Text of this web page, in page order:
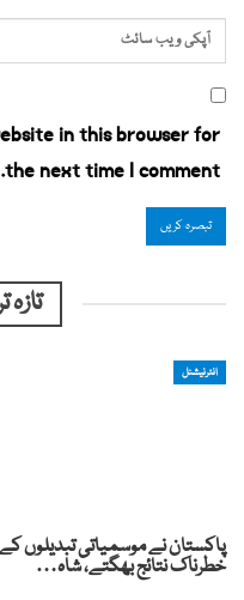
in this browser for
the next time I comment.
انٹرنیشنل
پاکستان نے موسمیاتی تبدیلوں کے
خطرناک نتائج بھگتے، شاہ…